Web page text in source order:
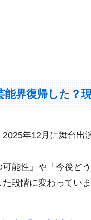
能界復帰した？
年12月に舞台出
可能性」や「今後ど
段階に変わっていま